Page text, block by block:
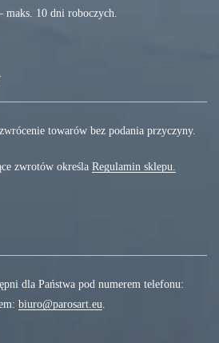
maks. 10 dni roboczych.
towarów bez podania przyczyny.
zwrotów określa Regulamin sklepu.
dla Państwa pod numerem telefonu:
biuro@parosart.eu